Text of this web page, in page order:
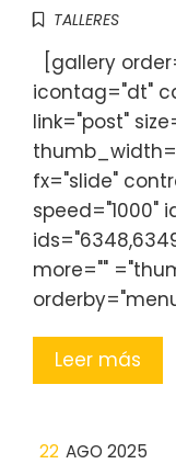
TALLERES
[gallery
icontag="dt"
link="post"
fx="slide"
speed="1000"
more=""
Leer más
22 AGO 2025